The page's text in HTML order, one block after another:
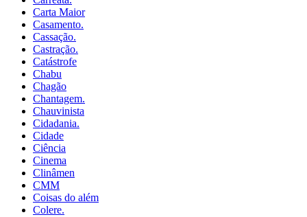
Carta Maior
Casamento.
Cassação.
Castração.
Catástrofe
Chabu
Chagão
Chantagem.
Chauvinista
Cidadania.
Cidade
Ciência
Cinema
Clinâmen
CMM
Coisas do além
Colere.